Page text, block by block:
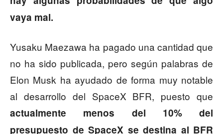
vaya mal.
Yusaku Maezawa ha pagado una cantidad que
no ha sido publicada, pero según palabras de
Elon Musk ha ayudado de forma muy notable
al desarrollo del SpaceX BFR, puesto que
actualmente menos del 10% del
presupuesto de SpaceX se destina al BFR